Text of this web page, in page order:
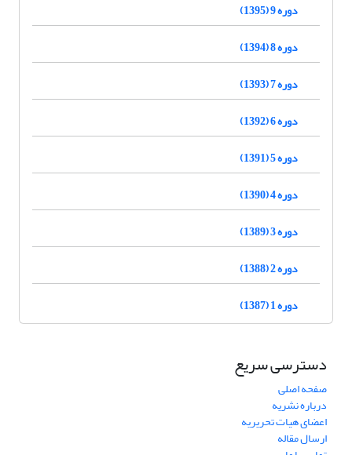
دوره 9 (1395)
دوره 8 (1394)
دوره 7 (1393)
دوره 6 (1392)
دوره 5 (1391)
دوره 4 (1390)
دوره 3 (1389)
دوره 2 (1388)
دوره 1 (1387)
دسترسی سریع
صفحه اصلی
درباره نشریه
اعضای هیات تحریریه
ارسال مقاله